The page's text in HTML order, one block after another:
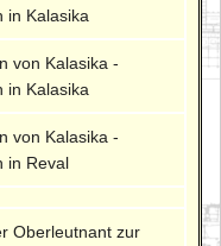
in Kalasika
von Kalasika -
in Kalasika
von Kalasika -
in Reval
Oberleutnant zur